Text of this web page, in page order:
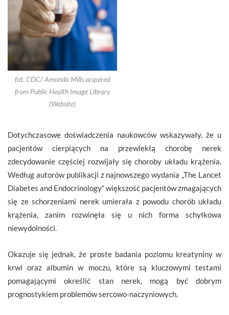
fot. CDC/ Amanda Mills acquired
from Public Health Image Library
(Website)
Dotychczasowe doświadczenia naukowców wskazywały, że u
pacjentów cierpiących na przewlekłą chorobę nerek
zdecydowanie częściej rozwijały się choroby układu krążenia.
Według autorów publikacji z najnowszego wydania „The Lancet
Diabetes and Endocrinology” większość pacjentów zmagających
się ze schorzeniami nerek umierała z powodu chorób układu
krążenia, zanim rozwinęła się u nich forma schyłkowa
niewydolności.
Okazuje się jednak, że proste badania poziomu kreatyniny w
krwi oraz albumin w moczu, które są kluczowymi testami
pomagającymi określić stan nerek, mogą być dobrym
prognostykiem problemów sercowo-naczyniowych.